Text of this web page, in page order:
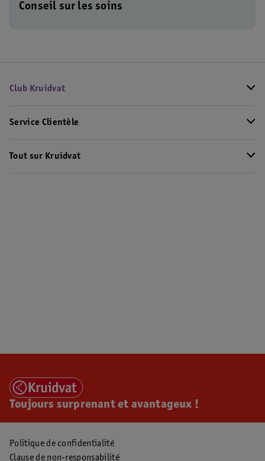
Conseil sur les soins
Club Kruidvat
Service Clientèle
Tout sur Kruidvat
Toujours surprenant et avantageux !
Politique de confidentialité
Clause de non-responsabilité